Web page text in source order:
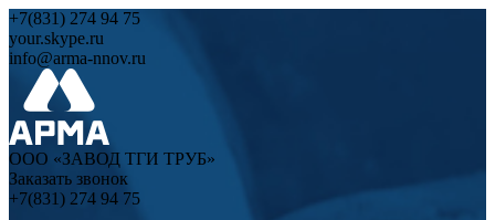
+7(831) 274 94 75
your.skype.ru
info@arma-nnov.ru
ООО «ЗАВОД ТГИ ТРУБ»
Заказать звонок
+7(831) 274 94 75